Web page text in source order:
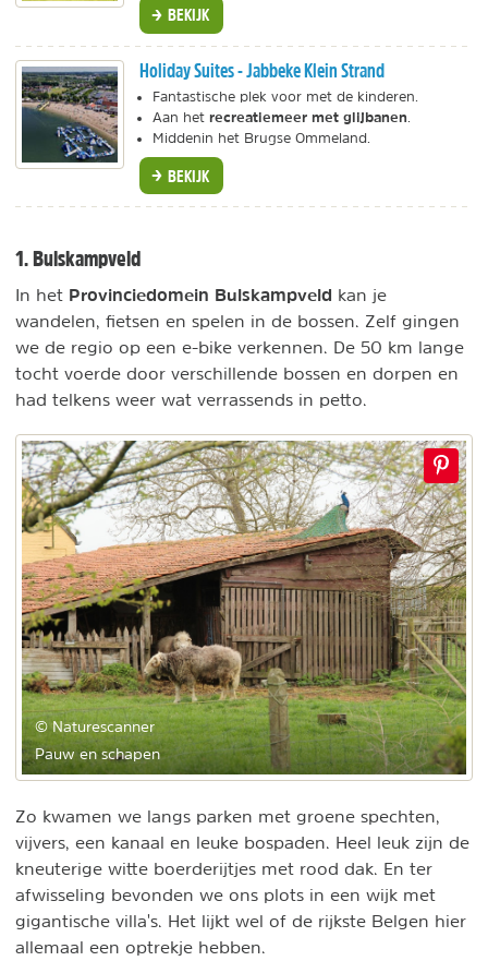
BEKIJK
Holiday Suites - Jabbeke Klein Strand
Fantastische plek voor met de kinderen.
Aan het recreatiemeer met glijbanen
Middenin het Brugse Ommeland.
BEKIJK
1. Bulskampveld
In het Provinciedomein Bulskampveld kan je
wandelen, fietsen en spelen in de bossen. Zelf gingen
we de regio op een e-bike verkennen. De 50 km lange
tocht voerde door verschillende bossen en dorpen en
had telkens weer wat verrassends in petto.
© Naturescanner
Pauw en schapen
Zo kwamen we langs parken met groene spechten,
vijvers, een kanaal en leuke bospaden. Heel leuk zijn de
kneuterige witte boerderijtjes met rood dak. En ter
afwisseling bevonden we ons plots in een wijk met
gigantische villa's. Het lijkt wel of de rijkste Belgen hier
allemaal een optrekje hebben.